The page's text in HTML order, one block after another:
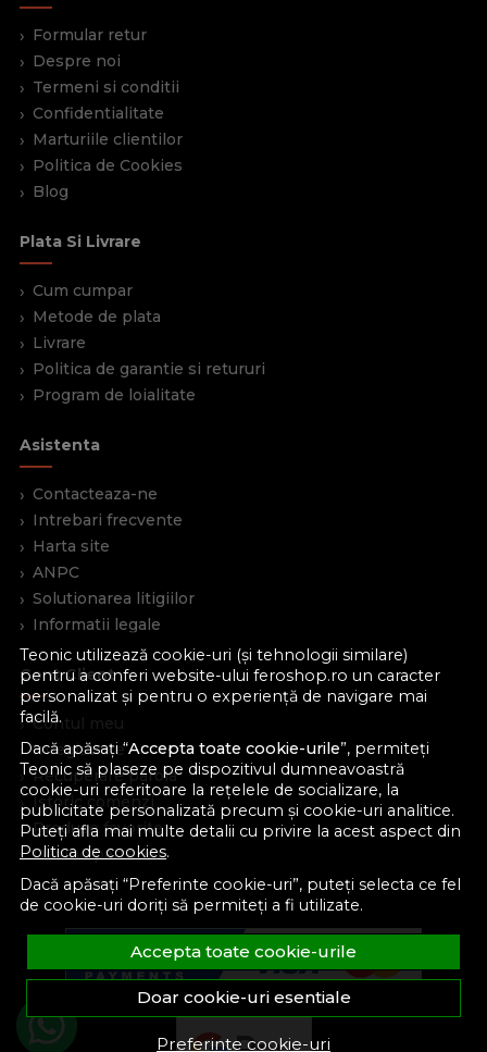
Teonic utilizează cookie-uri (și tehnologii similare)
pentru a conferi website-ului feroshop.ro un caracter
personalizat și pentru o experiență de navigare mai
facilă.
Dacă apăsați “Accepta toate cookie-urile”, permiteți
Teonic să plaseze pe dispozitivul dumneavoastră
cookie-uri referitoare la rețelele de socializare, la
publicitate personalizată precum și cookie-uri analitice.
Puteți afla mai multe detalii cu privire la acest aspect din
Politica de cookies.
Dacă apăsați “Preferinte cookie-uri”, puteți selecta ce fel
de cookie-uri doriți să permiteți a fi utilizate.
Accepta toate cookie-urile
Doar cookie-uri esentiale
Preferinte cookie-uri
Formular retur
Despre noi
Termeni si conditii
Confidentialitate
Marturiile clientilor
Politica de Cookies
Blog
Plata Si Livrare
Cum cumpar
Metode de plata
Livrare
Politica de garantie si retururi
Program de loialitate
Asistenta
Contacteaza-ne
Intrebari frecvente
Harta site
ANPC
Solutionarea litigiilor
Informatii legale
Cont Client
Contul meu
Inregistrare
Recuperare parola
Istoric comenzi
Produse favorite
Devino partener